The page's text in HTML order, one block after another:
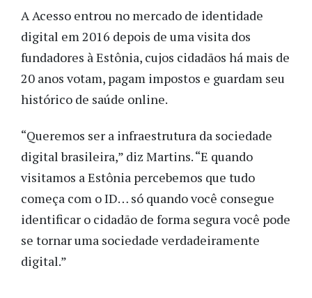
A Acesso entrou no mercado de identidade
digital em 2016 depois de uma visita dos
fundadores à Estônia, cujos cidadãos há mais de
20 anos votam, pagam impostos e guardam seu
histórico de saúde online.
“Queremos ser a infraestrutura da sociedade
digital brasileira,” diz Martins. “E quando
visitamos a Estônia percebemos que tudo
começa com o ID… só quando você consegue
identificar o cidadão de forma segura você pode
se tornar uma sociedade verdadeiramente
digital.”